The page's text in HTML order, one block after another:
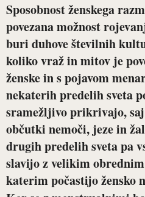
Sposobnost ženskega
povezana možnost
buri duhove številnih
koliko vraž in mitov je
ženske in s pojavom
nekaterih predelih sveta
sramežljivo prikrivajo, saj
občutki nemoči, jeze in
drugih predelih sveta pa
slavijo z velikim
katerim počastijo žensko